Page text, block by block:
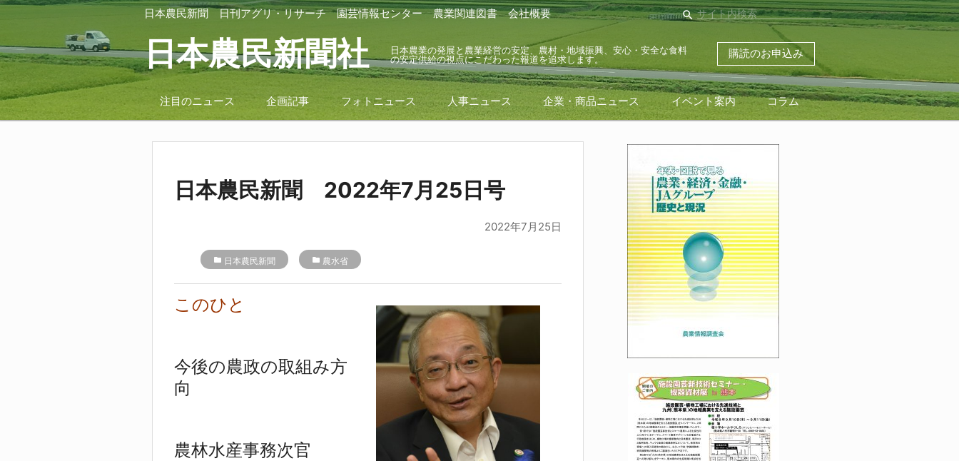
日本農民新聞 日刊アグリ・リサーチ 園芸情報センター 農業関連図書 会社概要 search
日本農民新聞社
日本農業の発展と農業経営の安定、農村・地域振興、安心・安全な食料
の安定供給の視点にこだわった報道を追求します。
購読のお申込み
注目のニュース 企画記事 フォトニュース 人事ニュース 企業・商品ニュース イベント案内 コラム
日本農民新聞 2022年7月25日号
2022年7月25日
folder 日本農民新聞 folder 農水省
このひと
今後の農政の取組み方
向
農林水産事務次官